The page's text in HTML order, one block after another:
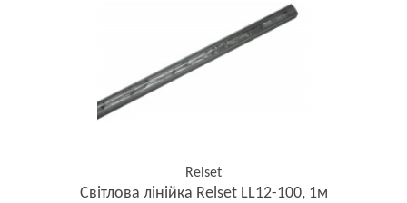
Relset
Світлова лінійка Relset LL12-100, 1м